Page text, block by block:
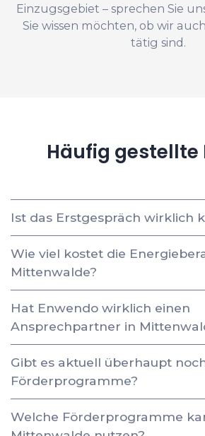
Einzugsgebiet – sprechen Sie
Sie wissen möchten, ob wir
tätig sind.
Häufig gestellte
Ist das Erstgespräch wirklich
Wie viel kostet die
Mittenwalde?
Hat Enwendo wirklich einen
Ansprechpartner in
Gibt es aktuell überhaupt
Förderprogramme?
Welche Förderprogramme